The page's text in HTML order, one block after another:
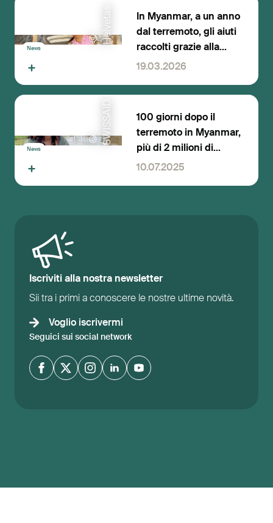
©
H
e
l
v
e
t
as
News
In Myanmar, a un anno
dal terremoto, gli aiuti
raccolti grazie alla
solidarietà svizzera
19.03.2026
©
S
W
I
S
S
A
I D
News
100 giorni dopo il
terremoto in Myanmar,
più di 2 milioni di
franchi svizzeri sono
10.07.2025
Iscriviti alla nostra newsletter
Sii tra i primi a conoscere le nostre ultime novità.
Voglio iscrivermi
Seguici sui social network